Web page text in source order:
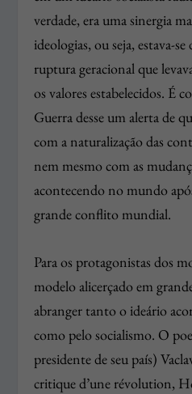
verdade, era uma sinergia
ideologias, ou seja, estava-
ruptura geracional que
os valores estabelecidos. É
Guerra desse um alerta de
com a naturalização das
nem mesmo com as
acontecendo no mundo
grande conflito mundial.
Para os protagonistas dos
modelo alicerçado em
abranger tanto o ideário
como pelo socialismo. O
presidente de seu país)
critique d’une révolution,